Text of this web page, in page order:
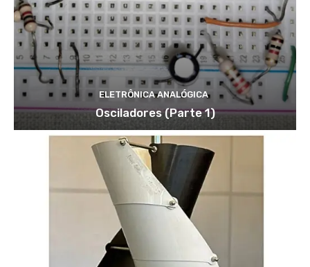
ELETRÔNICA ANALÓGICA
Osciladores (Parte 1)